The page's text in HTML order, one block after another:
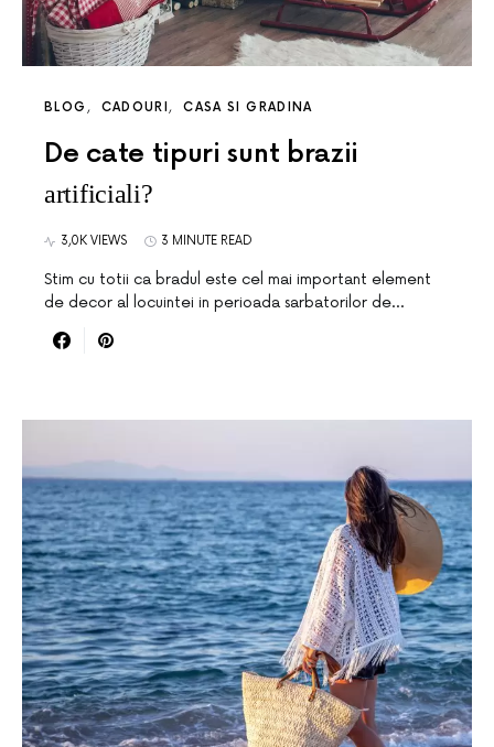
BLOG CADOURI CASA SI GRADINA
De cate tipuri sunt brazii
artificiali?
3,0K VIEWS 3 MINUTE READ
Stim cu totii ca bradul este cel mai important element
de decor al locuintei in perioada sarbatorilor de…